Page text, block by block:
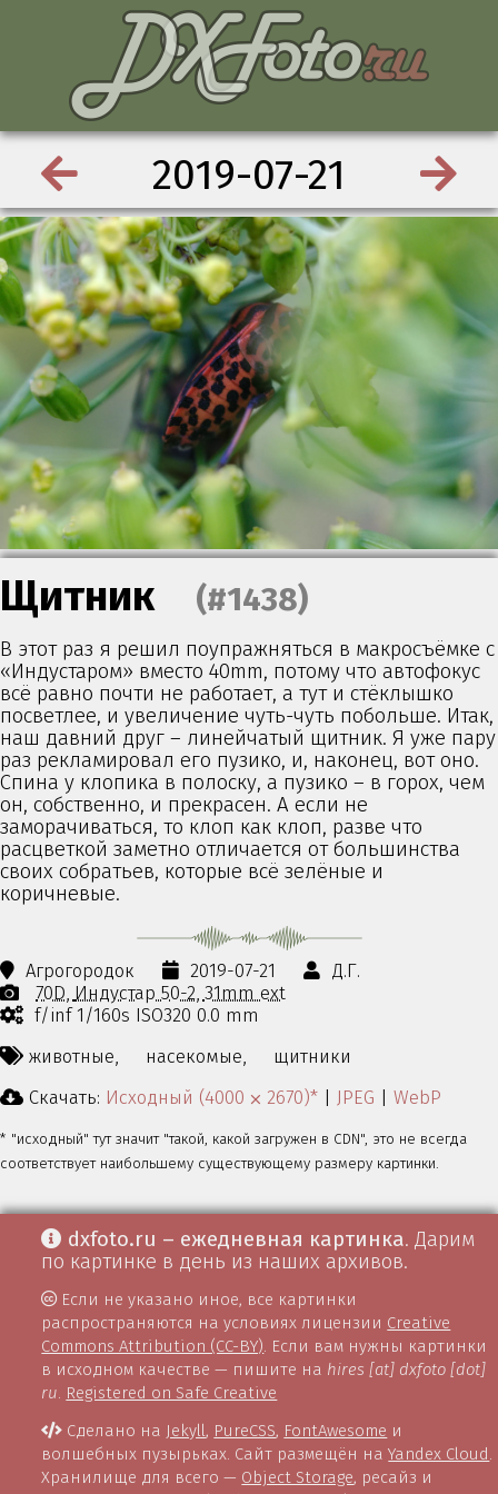
2019-07-21
Щитник (#1438)
В этот раз я решил поупражняться в макросъёмке с
«Индустаром» вместо 40mm, потому что автофокус
всё равно почти не работает, а тут и стёклышко
посветлее, и увеличение чуть-чуть побольше. Итак,
наш давний друг – линейчатый щитник. Я уже пару
раз рекламировал его пузико, и, наконец, вот оно.
Спина у клопика в полоску, а пузико – в горох, чем
он, собственно, и прекрасен. А если не
заморачиваться, то клоп как клоп, разве что
расцветкой заметно отличается от большинства
своих собратьев, которые всё зелёные и
коричневые.
Агрогородок 2019-07-21
Д.Г.
70D Индустар 50-2 31mm ext
f/inf 1/160s ISO320 0.0 mm
животные,
насекомые,
щитники
Скачать: Исходный (4000 ⨉ 2670)* | JPEG | WebP
* "исходный" тут значит "такой, какой загружен в CDN", это не всегда
соответствует наибольшему существующему размеру картинки.
dxfoto.ru – ежедневная картинка. Дарим
по картинке в день из наших архивов.
Если не указано иное, все картинки
распространяются на условиях лицензии Creative
Commons Attribution (CC-BY). Если вам нужны картинки
в исходном качестве — пишите на hires [at] dxfoto [dot]
ru. Registered on Safe Creative
Сделано на Jekyll, PureCSS, FontAwesome и
волшебных пузырьках. Сайт размещён наYandex Cloud .
Хранилище для всего — Object Storage, ресайз и